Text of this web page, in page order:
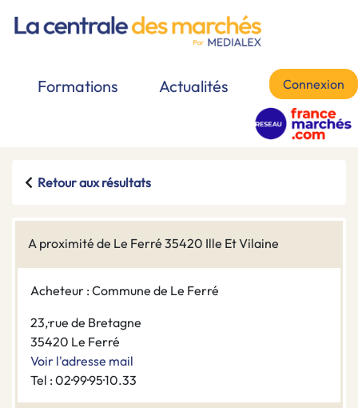
Formations Actualités Connexion
Retour aux résultats
A proximité de Le Ferré 35420 Ille Et Vilaine
Acheteur : Commune de Le Ferré
23,·rue de Bretagne
35420 Le Ferré
Voir l'adresse mail
Tel : 02·99·95·10.33